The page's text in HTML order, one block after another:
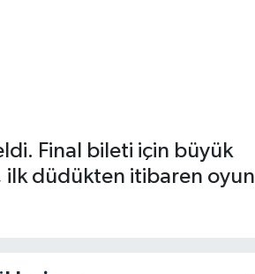
Final bileti için büyük
ilk düdükten itibaren oyun